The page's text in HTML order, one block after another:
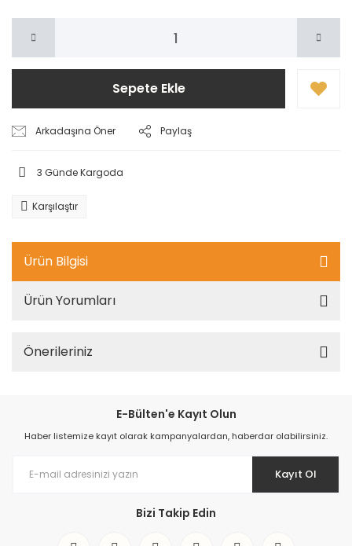
Sepete Ekle
Arkadaşına Öner Paylaş
3 Günde Kargoda
Karşılaştır
Ürün Bilgisi
Ürün Yorumları
Önerileriniz
E-Bülten'e Kayıt Olun
Haber listemize kayıt olarak kampanyalardan, haberdar olabilirsiniz.
Kayıt Ol
Bizi Takip Edin